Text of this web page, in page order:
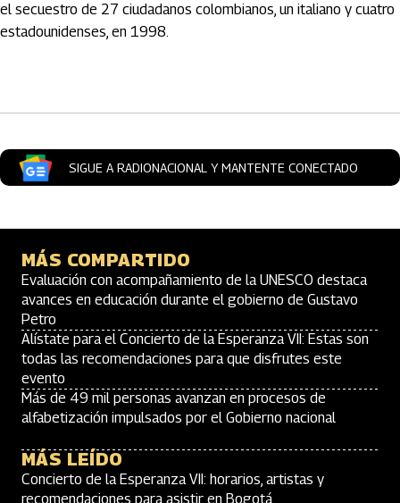
el secuestro de 27 ciudadanos colombianos, un italiano y cuatro
estadounidenses, en 1998.
SIGUE A RADIONACIONAL Y MANTENTE CONECTADO
MÁS COMPARTIDO
Evaluación con acompañamiento de la UNESCO destaca
avances en educación durante el gobierno de Gustavo
Petro
Alístate para el Concierto de la Esperanza VII: Estas son
todas las recomendaciones para que disfrutes este
evento
Más de 49 mil personas avanzan en procesos de
alfabetización impulsados por el Gobierno nacional
MÁS LEÍDO
Concierto de la Esperanza VII: horarios, artistas y
recomendaciones para asistir en Bogotá